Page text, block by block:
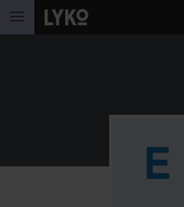
SIIRTYÄ JHK SISÄLTÖÖN